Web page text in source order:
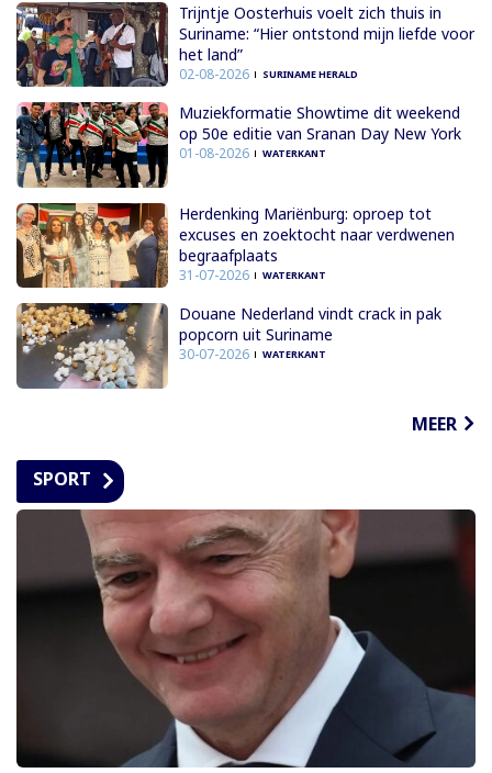
Trijntje Oosterhuis voelt zich thuis in
Suriname: “Hier ontstond mijn liefde voor
het land”
02-08-2026 SURINAME HERALD
Muziekformatie Showtime dit weekend
op 50e editie van Sranan Day New York
01-08-2026 WATERKANT
Herdenking Mariënburg: oproep tot
excuses en zoektocht naar verdwenen
begraafplaats
31-07-2026 WATERKANT
Douane Nederland vindt crack in pak
popcorn uit Suriname
30-07-2026 WATERKANT
MEER
SPORT